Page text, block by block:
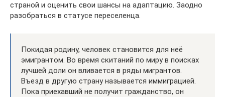
страной и оценить свои шансы на адаптацию. Заодно
разобраться в статусе переселенца.
Покидая родину, человек становится для неё
эмигрантом. Во время скитаний по миру в поисках
лучшей доли он вливается в ряды мигрантов.
Въезд в другую страну называется иммиграцией.
Пока приехавший не получит гражданство, он